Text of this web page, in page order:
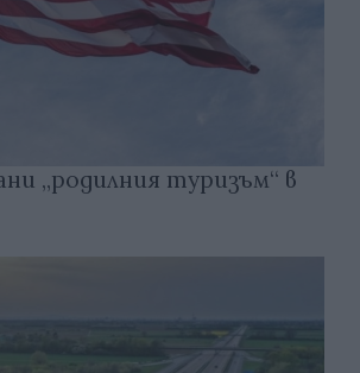
„родилния туризъм“ в